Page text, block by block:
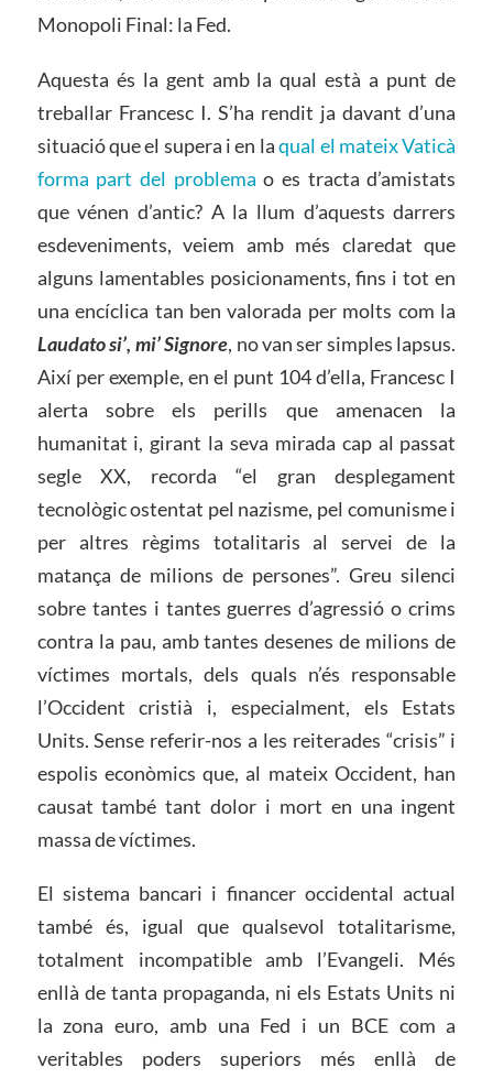
Monopoli Final: la Fed.
Aquesta és la gent amb la qual està a punt de
treballar Francesc I. S’ha rendit ja davant d’una
situació que el supera i en laqual el mateix Vaticà
forma part del problema o es tracta d’amistats
que vénen d’antic? A la llum d’aquests darrers
esdeveniments, veiem amb més claredat que
alguns lamentables posicionaments, fins i tot en
una encíclica tan ben valorada per molts com la
Laudato si’, mi’ Signore, no van ser simples lapsus.
Així per exemple, en el punt 104 d’ella, Francesc I
alerta sobre els perills que amenacen la
humanitat i, girant la seva mirada cap al passat
segle XX, recorda “el gran desplegament
tecnològic ostentat pel nazisme, pel comunisme i
per altres règims totalitaris al servei de la
matança de milions de persones”. Greu silenci
sobre tantes i tantes guerres d’agressió o crims
contra la pau, amb tantes desenes de milions de
víctimes mortals, dels quals n’és responsable
l’Occident cristià i, especialment, els Estats
Units. Sense referir-nos a les reiterades “crisis” i
espolis econòmics que, al mateix Occident, han
causat també tant dolor i mort en una ingent
massa de víctimes.
El sistema bancari i financer occidental actual
també és, igual que qualsevol totalitarisme,
totalment incompatible amb l’Evangeli. Més
enllà de tanta propaganda, ni els Estats Units ni
la zona euro, amb una Fed i un BCE com a
veritables poders superiors més enllà de